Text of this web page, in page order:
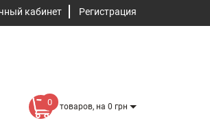
кабинет Регистрация
0 товаров, на 0 грн